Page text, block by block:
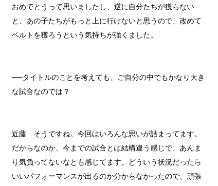
おめでとうって思いましたし、逆に自分たちが獲らない
と、あの子たちがもっと上に行けないと思うので、改めて
ベルトを獲ろうという気持ちが強くました。
──タイトルのことを考えても、ご自分の中でもかなり大き
な試合なのでは？
近藤 そうですね。今回はいろんな思いが詰まってます。
だからなのか、今までの試合とは結構違う感じで、あんま
り気負ってないなとも感じてます。どういう状況だったら
いいパフォーマンスが出るのか分からなかったので、頑張